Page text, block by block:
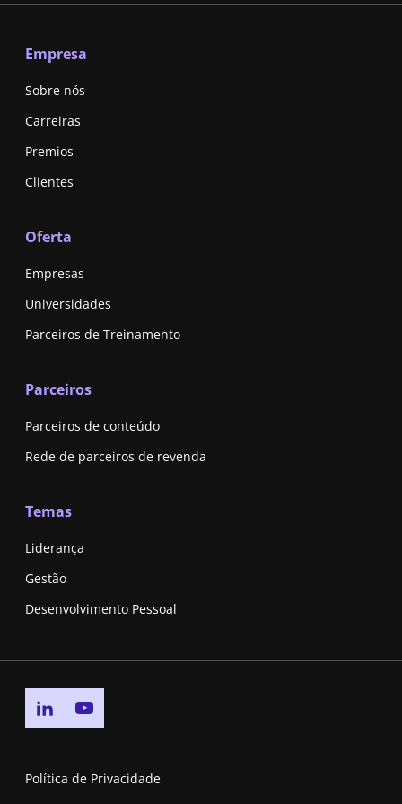
Empresa
Sobre nós
Carreiras
Premios
Clientes
Oferta
Empresas
Universidades
Parceiros de Treinamento
Parceiros
Parceiros de conteúdo
Rede de parceiros de revenda
Temas
Liderança
Gestão
Desenvolvimento Pessoal
Go to linkedin page
Política de Privacidade